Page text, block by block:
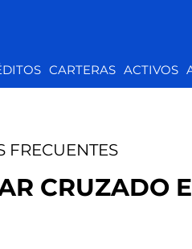
CARTERAS ACTIVOS
FRECUENTES
CRUZADO